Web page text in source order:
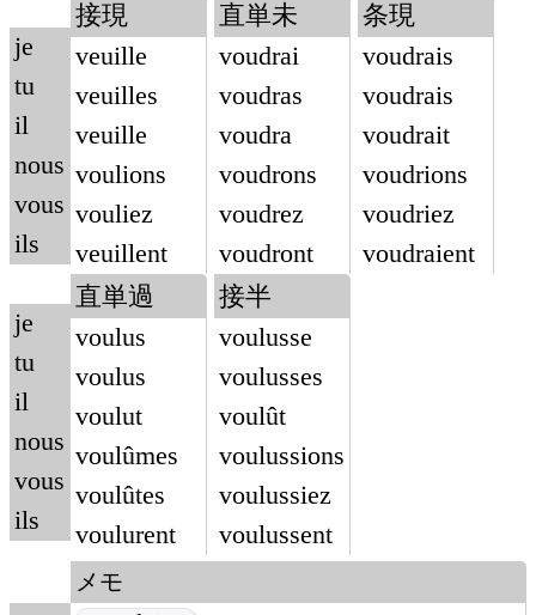
je
tu
il
nous
vous
ils
je
tu
il
nous
vous
ils
接現
veuille
veuilles
veuille
voulions
vouliez
veuillent
直単未
voudrai
voudras
voudra
voudrons
voudrez
voudront
条現
voudrais
voudrais
voudrait
voudrions
voudriez
voudraient
直単過
voulus
voulus
voulut
voulûmes
voulûtes
voulurent
接半
voulusse
voulusses
voulût
voulussions
voulussiez
voulussent
メモ